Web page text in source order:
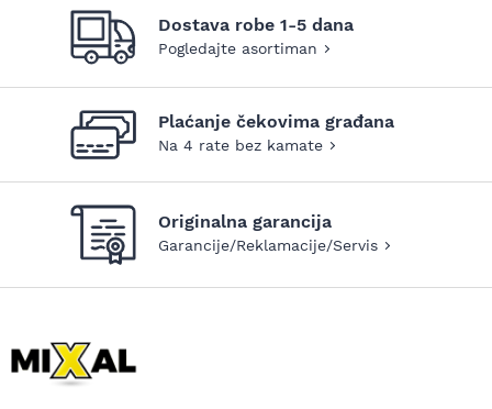
Dostava robe 1-5 dana
Pogledajte asortiman
Plaćanje čekovima građana
Na 4 rate bez kamate
Originalna garancija
Garancije/Reklamacije/Servis